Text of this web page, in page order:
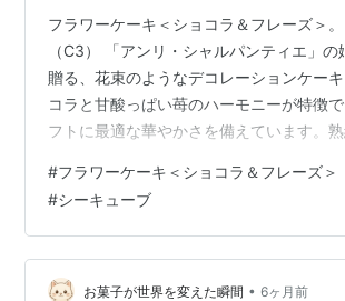
フラワーケーキ＜ショコラ＆フレーズ＞
（C3） 「アンリ・シャルパンティエ」
贈る、花束のようなデコレーションケー
コラと甘酸っぱい苺のハーモニーが特徴
フトに最適な華やかさを備えています。
アートです。
#フラワーケーキ＜ショコラ＆フレーズ＞
#シーキューブ
お菓子が世界を変えた瞬間 • 6ヶ月前